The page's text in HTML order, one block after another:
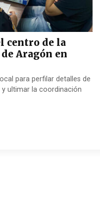
centro de la
Aragón en
para perfilar detalles de
ultimar la coordinación